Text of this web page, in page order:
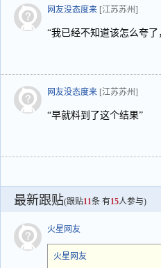
网友没态度来 [江苏苏州]
“我已经不知道该怎么夸了
网友没态度来 [江苏苏州]
“早就料到了这个结果”
最新跟贴(跟贴11条 有15人参与)
火星网友
火星网友